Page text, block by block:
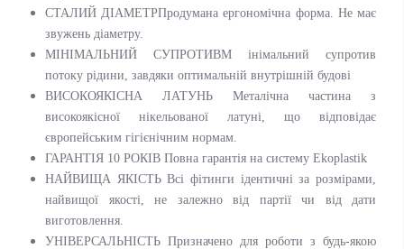
СТАЛИЙ ДІАМЕТРПродумана ергономічна форма. Не має
звужень діаметру.
МІНІМАЛЬНИЙ СУПРОТИВМ інімальний супротив
потоку рідини, завдяки оптимальній внутрішній будові
ВИСОКОЯКІСНА ЛАТУНЬ Металічна частина з
високоякісної нікельованої латуні, що відповідає
європейським гігієнічним нормам.
ГАРАНТІЯ 10 РОКІВ Повна гарантія на систему Ekoplastik
НАЙВИЩА ЯКІСТЬ Всі фітинги ідентичні за розмірами,
найвищої якості, не залежно від партії чи від дати
виготовлення.
УНІВЕРСАЛЬНІСТЬ Призначено для роботи з будь-якою